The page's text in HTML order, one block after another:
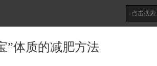
”体质的减肥方法